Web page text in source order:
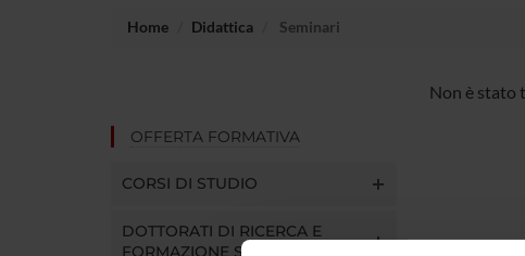
Home Didattica Seminari
OFFERTA FORMATIVA
CORSI DI STUDIO
DOTTORATI DI RICERCA E
FORMAZIONE SUPERIORE
Non è stato